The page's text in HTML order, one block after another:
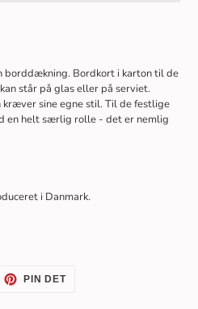
Bordkort i karton til de
står på glas eller på serviet.
sine egne stil. Til de festlige
en helt særlig rolle - det er nemlig
i Danmark.
PIN DETPIN